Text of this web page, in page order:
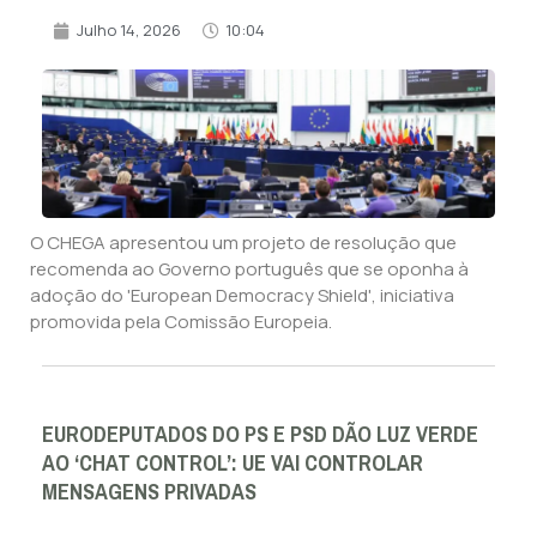
Julho 14, 2026 10:04
O CHEGA apresentou um projeto de resolução que
recomenda ao Governo português que se oponha à
adoção do 'European Democracy Shield', iniciativa
promovida pela Comissão Europeia.
EURODEPUTADOS DO PS E PSD DÃO LUZ VERDE
AO ‘CHAT CONTROL’: UE VAI CONTROLAR
MENSAGENS PRIVADAS